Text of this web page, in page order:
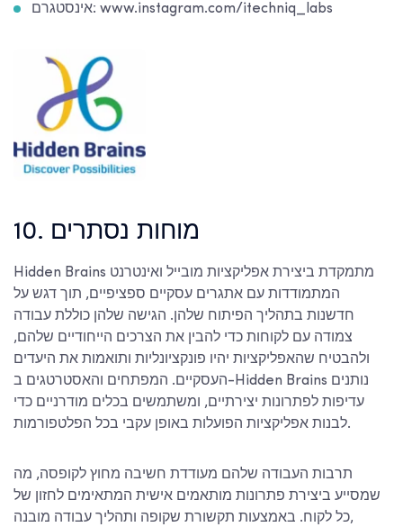
אינסטגרם: www.instagram.com/itechniq_labs
10. מוחות נסתרים
Hidden Brains מתמקדת ביצירת אפליקציות מובייל ואינטרנט
המתמודדות עם אתגרים עסקיים ספציפיים, תוך דגש על
חדשנות בתהליך הפיתוח שלהן. הגישה שלהן כוללת עבודה
צמודה עם לקוחות כדי להבין את הצרכים הייחודיים שלהם,
ולהבטיח שהאפליקציות יהיו פונקציונליות ותואמות את היעדים
העסקיים. המפתחים והאסטרטגים ב-Hidden Brains נותנים
עדיפות לפתרונות יצירתיים, ומשתמשים בכלים מודרניים כדי
לבנות אפליקציות הפועלות באופן עקבי בכל הפלטפורמות.
תרבות העבודה שלהם מעודדת חשיבה מחוץ לקופסה, מה
שמסייע ביצירת פתרונות מותאמים אישית המתאימים לחזון של
כל לקוח. באמצעות תקשורת שקופה ותהליך עבודה מובנה,